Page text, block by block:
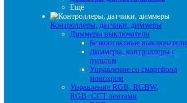
Ещё
Контроллеры, датчики, диммеры
Диммеры выключатели
Безконтактные выключатели
Диммеры, контроллеры с
пультом
Управление со смартфона
монохром
Управление RGB, RGBW,
RGB+CCT лентами